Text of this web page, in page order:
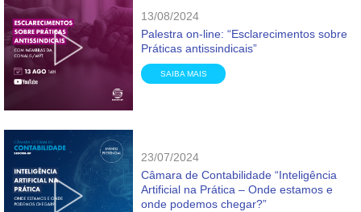
13/08/2024
Palestra on-line: “Esclarecimentos sobre
Práticas antissindicais”
SAIBA MAIS
23/07/2024
Câmara de Contabilidade “Inteligência
Artificial na Prática – Onde estamos e
onde podemos chegar?”